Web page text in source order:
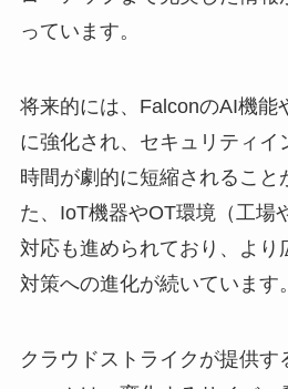
っています。
将来的には、FalconのAI機能
に強化され、セキュリティイ
時間が劇的に短縮されること
た、IoT機器やOT環境（工場
対応も進められており、より
対策への進化が続いています。
クラウドストライクが提供す